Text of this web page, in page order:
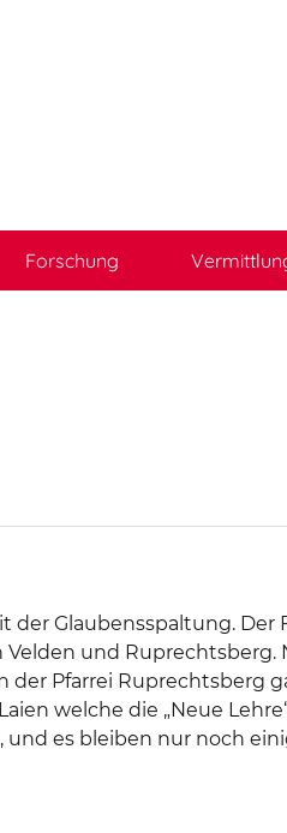
Forschung
der Glaubensspaltung.
und Ruprechtsberg.
Pfarrei Ruprechtsberg
welche die „Neue
es bleiben nur noch